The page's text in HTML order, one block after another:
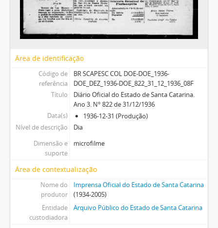
Área de identificação
Código de
referência
BR SCAPESC COL DOE-DOE_1936-
DOE_DEZ_1936-DOE_822_31_12_1936_08F
Título
Diário Oficial do Estado de Santa Catarina.
Ano 3. N° 822 de 31/12/1936
Data(s)
1936-12-31 (Produção)
Nível de descrição
Dia
Dimensão e
suporte
microfilme
Área de contextualização
Nome do
produtor
Imprensa Oficial do Estado de Santa Catarina
(1934-2005)
Entidade
custodiadora
Arquivo Público do Estado de Santa Catarina